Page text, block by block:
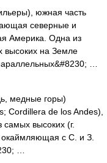
южная часть
северные и
Америка. Одна из
высоких на Земле
…
медные горы)
de los Andes),
высоких (г.
окаймляющая с С. и З.
…